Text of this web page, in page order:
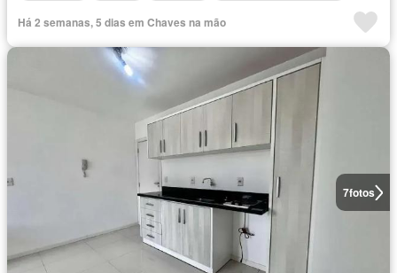
Há 2 semanas, 5 dias em Chaves na mão
7fotos